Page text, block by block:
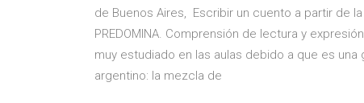
de Buenos Aires, Escribir un cuento a partir de
PREDOMINA. Comprensión de lectura y
muy estudiado en las aulas debido a que es
argentino: la mezcla de